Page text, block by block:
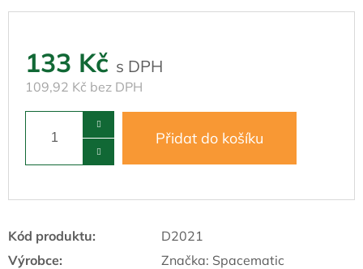
133 Kč
109,92 Kč bez DPH
Přidat do košíku
Kód produktu:
D2021
Výrobce:
Značka: Spacematic